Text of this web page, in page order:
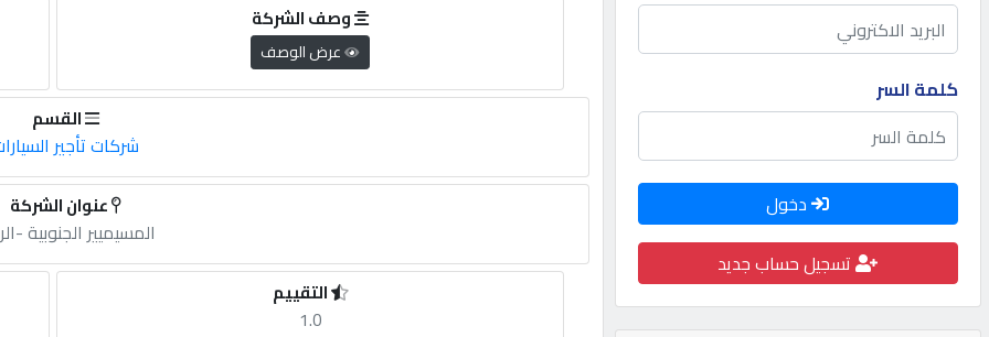
طلب
الاحصائيات
الأقسام
شركات
مميزة
كلمة السر
دخول
تسجيل حساب جديد
وصف الشركة
عرض الوصف
القسم
شركات تأجير
عنوان الشركة
المسيميير الجنوبية -
التقييم
1.0